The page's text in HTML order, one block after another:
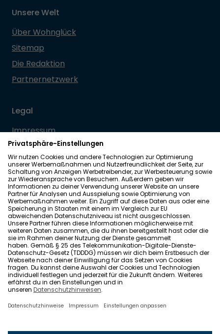
Unsere Welt
Über Wohnglück
Sitemap
Die Redaktion
Partnernetzwerk
Legal
Impressum
Datenschutz
Allgemeine Geschäftsbedingungen
Barrierefreiheit
Wohnglück folgen